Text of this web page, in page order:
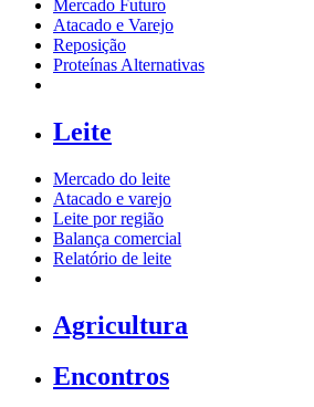
Mercado Futuro
Atacado e Varejo
Reposição
Proteínas Alternativas
Leite
Mercado do leite
Atacado e varejo
Leite por região
Balança comercial
Relatório de leite
Agricultura
Encontros